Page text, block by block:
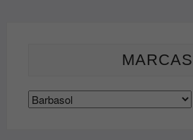
MARCAS